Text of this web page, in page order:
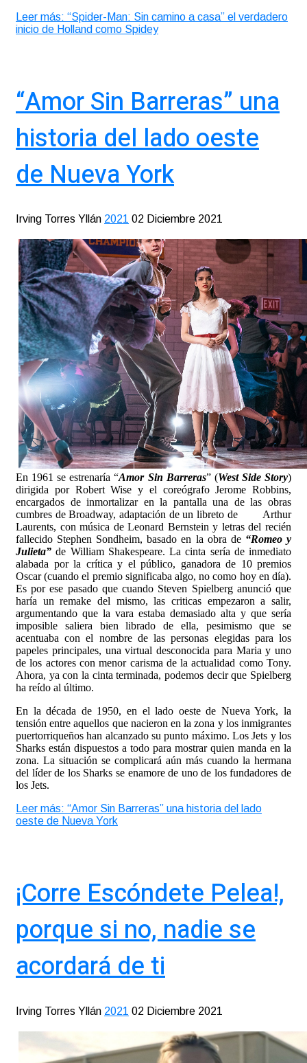
Leer más: “Spider-Man: Sin camino a casa” el verdadero
inicio de Holland como Spidey
“Amor Sin Barreras” una
historia del lado oeste
de Nueva York
Irving Torres Yllán 2021 02 Diciembre 2021
En 1961 se estrenaría “Amor Sin Barreras” (West Side Story)
dirigida por Robert Wise y el coreógrafo Jerome Robbins,
encargados de inmortalizar en la pantalla una de las obras
cumbres de Broadway, adaptación de un libreto de Arthur
Laurents, con música de Leonard Bernstein y letras del recién
fallecido Stephen Sondheim, basado en la obra de “Romeo y
Julieta” de William Shakespeare. La cinta sería de inmediato
alabada por la crítica y el público, ganadora de 10 premios
Oscar (cuando el premio significaba algo, no como hoy en día).
Es por ese pasado que cuando Steven Spielberg anunció que
haría un remake del mismo, las criticas empezaron a salir,
argumentando que la vara estaba demasiado alta y que sería
imposible saliera bien librado de ella, pesimismo que se
acentuaba con el nombre de las personas elegidas para los
papeles principales, una virtual desconocida para Maria y uno
de los actores con menor carisma de la actualidad como Tony.
Ahora, ya con la cinta terminada, podemos decir que Spielberg
ha reído al último.
En la década de 1950, en el lado oeste de Nueva York, la
tensión entre aquellos que nacieron en la zona y los inmigrantes
puertorriqueños han alcanzado su punto máximo. Los Jets y los
Sharks están dispuestos a todo para mostrar quien manda en la
zona. La situación se complicará aún más cuando la hermana
del líder de los Sharks se enamore de uno de los fundadores de
los Jets.
Leer más: “Amor Sin Barreras” una historia del lado
oeste de Nueva York
¡Corre Escóndete Pelea!,
porque si no, nadie se
acordará de ti
Irving Torres Yllán 2021 02 Diciembre 2021